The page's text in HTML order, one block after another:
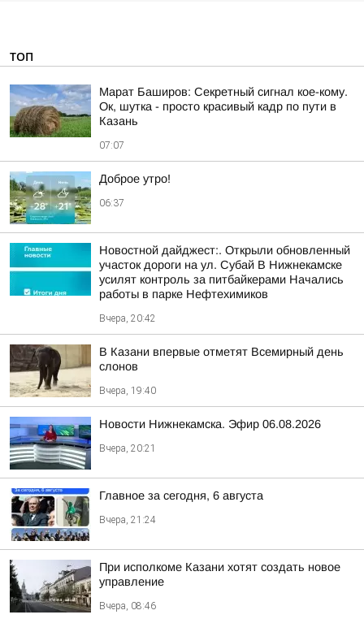
ТОП
Марат Баширов: Секретный сигнал кое-кому.
Ок, шутка - просто красивый кадр по пути в
Казань
07:07
Доброе утро!
06:37
Новостной дайджест:. Открыли обновленный
участок дороги на ул. Субай В Нижнекамске
усилят контроль за питбайкерами Начались
работы в парке Нефтехимиков
Вчера, 20:42
В Казани впервые отметят Всемирный день
слонов
Вчера, 19:40
Новости Нижнекамска. Эфир 06.08.2026
Вчера, 20:21
Главное за сегодня, 6 августа
Вчера, 21:24
При исполкоме Казани хотят создать новое
управление
Вчера, 08:46